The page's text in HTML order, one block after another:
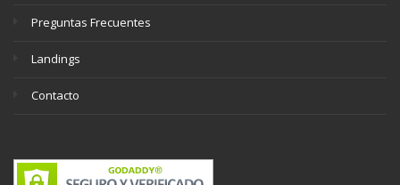
Preguntas Frecuentes
Landings
Contacto